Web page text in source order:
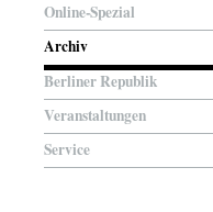
Online-Spezial
Archiv
Berliner Republik
Veranstaltungen
Service